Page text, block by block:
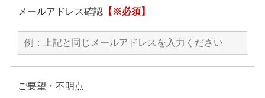
メールアドレス確認 【※必須】
ご要望・不明点